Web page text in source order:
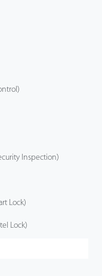
Inspection)
Lock)
Lock)